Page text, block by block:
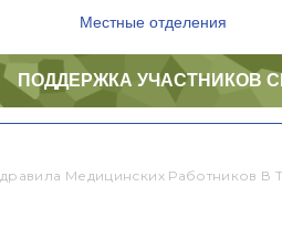
Местные отделения
ПОДДЕРЖКА УЧАСТНИКОВ
Медицинских Работников В